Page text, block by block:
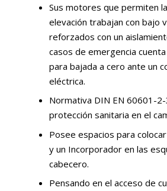
Sus motores que permiten
elevación trabajan con bajo
reforzados con un
casos de emergencia
para bajada a cero ante un
eléctrica.
Normativa DIN EN 60601-
protección sanitaria en el
Posee espacios para
y un Incorporador en las
cabecero.
Pensando en el acceso de